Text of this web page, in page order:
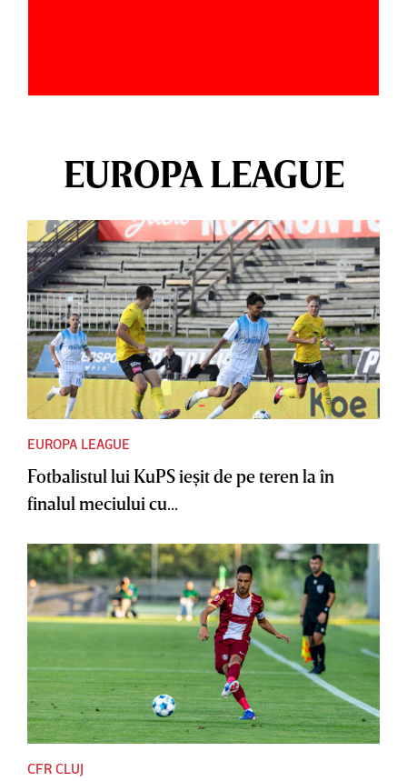
EUROPA LEAGUE
EUROPA LEAGUE
Fotbalistul lui KuPS ieşit de pe teren la în
finalul meciului cu...
CFR CLUJ